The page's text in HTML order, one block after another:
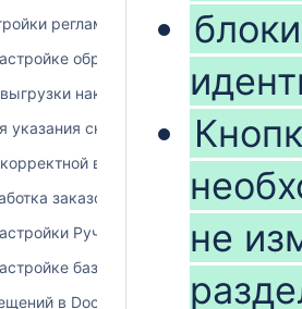
регламентного задания для
обработчика через
накладных из 1С на сайт
указания склада получателя при
выгрузки накладных в
заказов
Ручной выгрузки накладных
базы для работы с
в Docsinbox из 1с (Торг13)
не